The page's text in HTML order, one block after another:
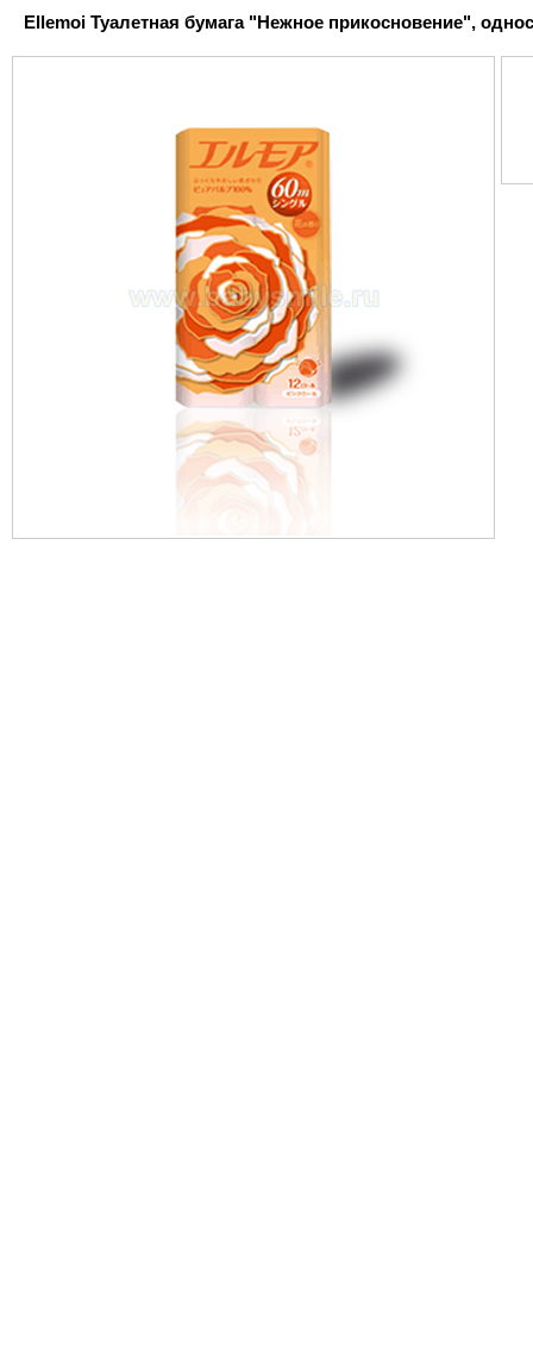
Ellemoi Туалетная бумага "Нежное прикосновение",